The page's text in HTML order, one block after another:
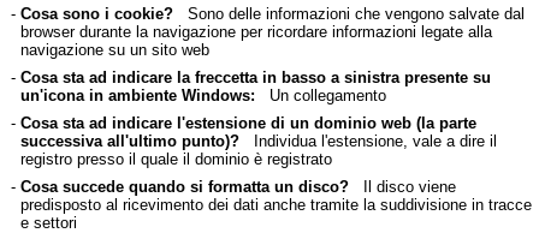
- Cosa sono i cookie?Sono delle informazioni che vengono salvate dal
browser durante la navigazione per ricordare informazioni legate alla
navigazione su un sito web
- Cosa sta ad indicare la freccetta in basso a sinistra presente su
un'icona in ambiente Windows: Un collegamento
- Cosa sta ad indicare l'estensione di un dominio web (la parte
successiva all'ultimo punto)?Individua l'estensione, vale a dire il
registro presso il quale il dominio è registrato
- Cosa succede quando si formatta un disco?Il disco viene
predisposto al ricevimento dei dati anche tramite la suddivisione in tracce
e settori